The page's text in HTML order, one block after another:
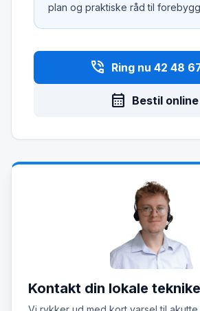
plan og praktiske råd til
phone_in_talk Ring nu 42 48
calendar_month Bestil online
Kontakt din lokale